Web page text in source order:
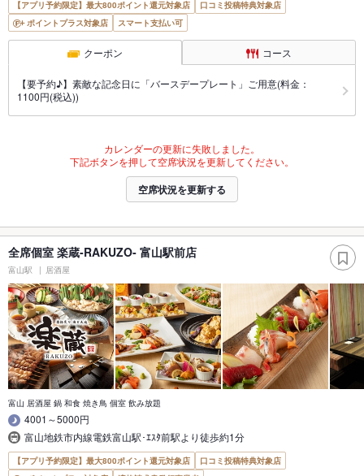
【アプリ予約限定】最大800ポイント還元対象店
口コミ投稿特典対象店
ポイントプラス対象店
スマート支払い可
クーポン コース
【要予約♪】素敵な記念日に「バースデープレート」ご用意(料金：
1100円(税込))
カレンダーの更新に失敗しました。
下記ボタンを押して空席状況を更新してください。
空席状況を更新する
全席個室 楽蔵‐RAKUZO‐ 富山駅前店
富山駅 居酒屋
富山 居酒屋 鍋 和食 焼き鳥 個室 飲み放題
4001～5000円
富山地鉄市内線電鉄富山駅･ｴｽﾀ前駅より徒歩約1分
【アプリ予約限定】最大800ポイント還元対象店
口コミ投稿特典対象店